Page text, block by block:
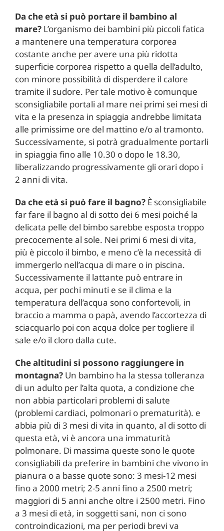
Da che età si può portare il bambino al
mare? L’organismo dei bambini più piccoli fatica
a mantenere una temperatura corporea
costante anche per avere una più ridotta
superficie corporea rispetto a quella dell’adulto,
con minore possibilità di disperdere il calore
tramite il sudore. Per tale motivo è comunque
sconsigliabile portali al mare nei primi sei mesi di
vita e la presenza in spiaggia andrebbe limitata
alle primissime ore del mattino e/o al tramonto.
Successivamente, si potrà gradualmente portarli
in spiaggia fino alle 10.30 o dopo le 18.30,
liberalizzando progressivamente gli orari dopo i
2 anni di vita.
Da che età si può fare il bagno? È sconsigliabile
far fare il bagno al di sotto dei 6 mesi poiché la
delicata pelle del bimbo sarebbe esposta troppo
precocemente al sole. Nei primi 6 mesi di vita,
più è piccolo il bimbo, e meno c’è la necessità di
immergerlo nell’acqua di mare o in piscina.
Successivamente il lattante può entrare in
acqua, per pochi minuti e se il clima e la
temperatura dell’acqua sono confortevoli, in
braccio a mamma o papà, avendo l’accortezza di
sciacquarlo poi con acqua dolce per togliere il
sale e/o il cloro dalla cute.
Che altitudini si possono raggiungere in
montagna? Un bambino ha la stessa tolleranza
di un adulto per l’alta quota, a condizione che
non abbia particolari problemi di salute
(problemi cardiaci, polmonari o prematurità). e
abbia più di 3 mesi di vita in quanto, al di sotto di
questa età, vi è ancora una immaturità
polmonare. Di massima queste sono le quote
consigliabili da preferire in bambini che vivono in
pianura o a basse quote sono: 3 mesi-12 mesi
fino a 2000 metri; 2-5 anni fino a 2500 metri;
maggiori di 5 anni anche oltre i 2500 metri. Fino
a 3 mesi di età, in soggetti sani, non ci sono
controindicazioni, ma per periodi brevi va